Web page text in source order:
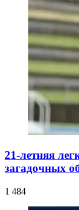
21-летняя
загадочных
1 484